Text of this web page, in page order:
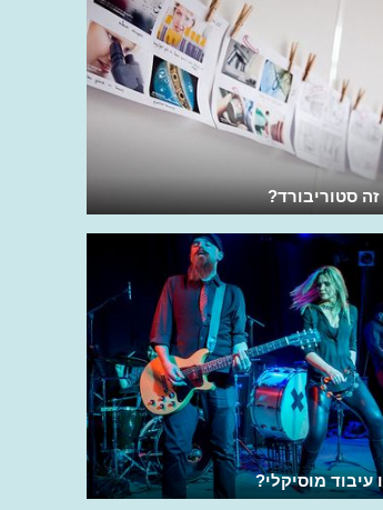
סטוריבורד?
עיבוד מוסיקלי?